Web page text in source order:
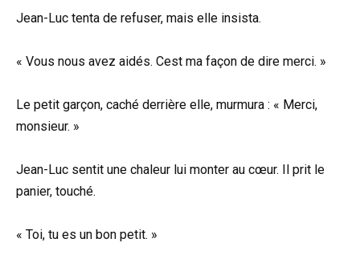
Jean-Luc tenta de refuser, mais elle insista.
« Vous nous avez aidés. Cest ma façon de dire merci. »
Le petit garçon, caché derrière elle, murmura : « Merci,
monsieur. »
Jean-Luc sentit une chaleur lui monter au cœur. Il prit le
panier, touché.
« Toi, tu es un bon petit. »